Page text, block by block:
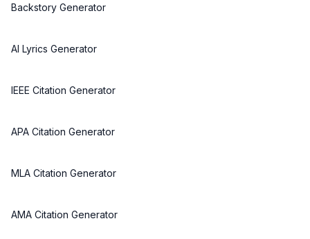
Backstory Generator
AI Lyrics Generator
IEEE Citation Generator
APA Citation Generator
MLA Citation Generator
AMA Citation Generator